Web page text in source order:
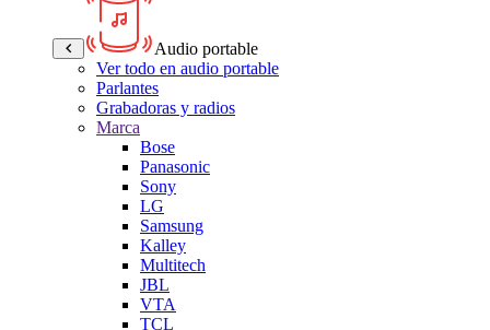
Audio portable
Ver todo en audio portable
Parlantes
Grabadoras y radios
Marca
Bose
Panasonic
Sony
LG
Samsung
Kalley
Multitech
JBL
VTA
TCL